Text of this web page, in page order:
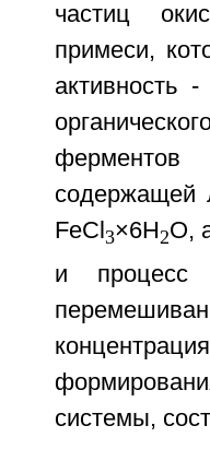
частиц
примеси,
активность
содержащей
FeCl 3×6H 2O,
и
системы,